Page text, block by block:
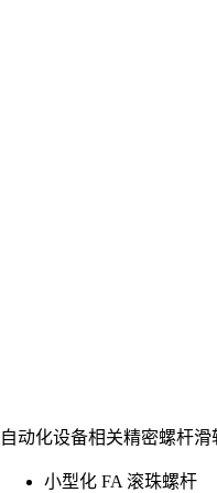
自动化设备相关精密螺杆
小型化 FA 滚珠螺杆